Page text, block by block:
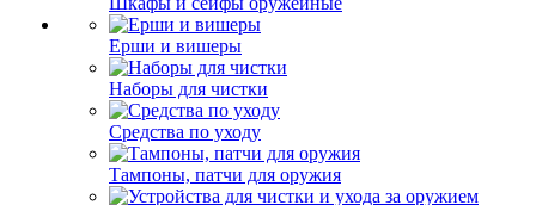
Ерши и вишеры
Наборы для чистки
Средства по уходу
Тампоны, патчи для оружия